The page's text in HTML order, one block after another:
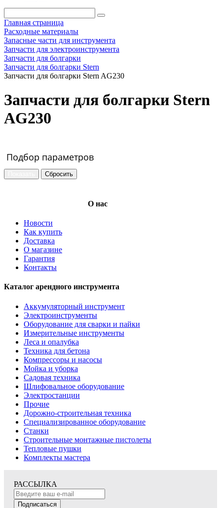
Главная страница
Расходные материалы
Запасные части для инструмента
Запчасти для электроинструмента
Запчасти для болгарки
Запчасти для болгарки Stern
Запчасти для болгарки Stern AG230
Запчасти для болгарки Stern
AG230
Подбор параметров
О нас
Новости
Как купить
Доставка
О магазине
Гарантия
Контакты
Каталог арендного инструмента
Аккумуляторный инструмент
Электроинструменты
Оборудование для сварки и пайки
Измерительные инструменты
Леса и опалубка
Техника для бетона
Компрессоры и насосы
Мойка и уборка
Садовая техника
Шлифовальное оборудование
Электростанции
Прочие
Дорожно-строительная техника
Специализированное оборудование
Станки
Строительные монтажные пистолеты
Тепловые пушки
Комплекты мастера
РАССЫЛКА
Подписаться